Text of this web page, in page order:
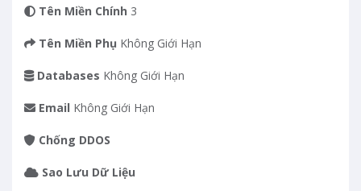
Tên Miền Chính 3
Tên Miền Phụ Không Giới Hạn
Databases Không Giới Hạn
Email Không Giới Hạn
Chống DDOS
Sao Lưu Dữ Liệu